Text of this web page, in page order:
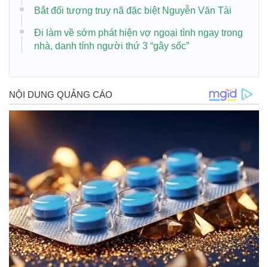
Bắt đối tượng truy nã đặc biệt Nguyễn Văn Tài
Đi làm về sớm phát hiện vợ ngoại tình ngay trong
nhà, danh tính người thứ 3 “gây sốc”